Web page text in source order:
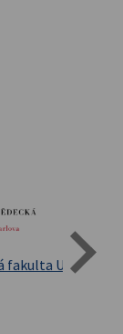
Třeboň